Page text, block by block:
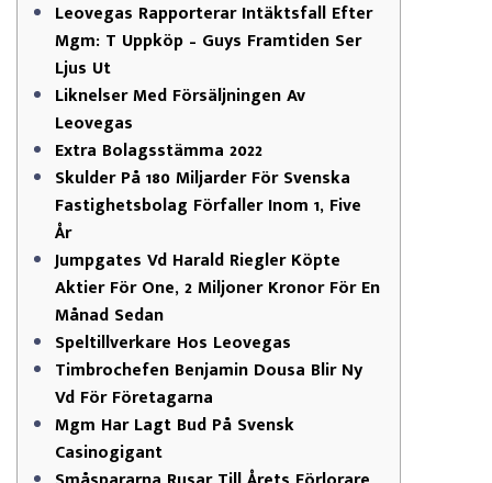
Leovegas Rapporterar Intäktsfall Efter
Mgm: T Uppköp – Guys Framtiden Ser
Ljus Ut
Liknelser Med Försäljningen Av
Leovegas
Extra Bolagsstämma 2022
Skulder På 180 Miljarder För Svenska
Fastighetsbolag Förfaller Inom 1, Five
År
Jumpgates Vd Harald Riegler Köpte
Aktier För One, 2 Miljoner Kronor För En
Månad Sedan
Speltillverkare Hos Leovegas
Timbrochefen Benjamin Dousa Blir Ny
Vd För Företagarna
Mgm Har Lagt Bud På Svensk
Casinogigant